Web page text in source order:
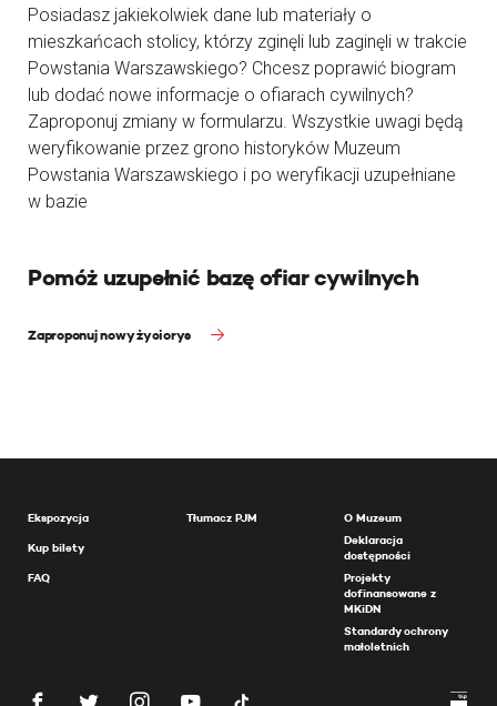
Posiadasz jakiekolwiek dane lub materiały o
mieszkańcach stolicy, którzy zginęli lub zaginęli w trakcie
Powstania Warszawskiego? Chcesz poprawić biogram
lub dodać nowe informacje o ofiarach cywilnych?
Zaproponuj zmiany w formularzu. Wszystkie uwagi będą
weryfikowanie przez grono historyków Muzeum
Powstania Warszawskiego i po weryfikacji uzupełniane
w bazie
Pomóż uzupełnić bazę ofiar cywilnych
Zaproponuj nowy życiorys
Ekspozycja
Kup bilety
FAQ
Tłumacz PJM
O Muzeum
Deklaracja
dostępności
Projekty
dofinansowane z
MKiDN
Standardy ochrony
małoletnich